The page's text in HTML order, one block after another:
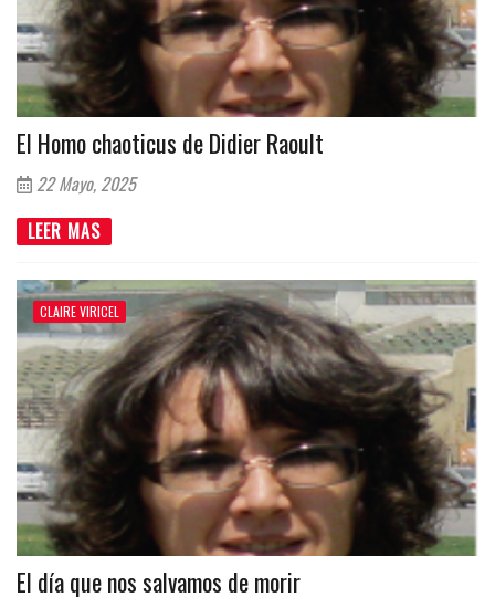
El Homo chaoticus de Didier Raoult
22 Mayo, 2025
LEER MAS
CLAIRE VIRICEL
El día que nos salvamos de morir